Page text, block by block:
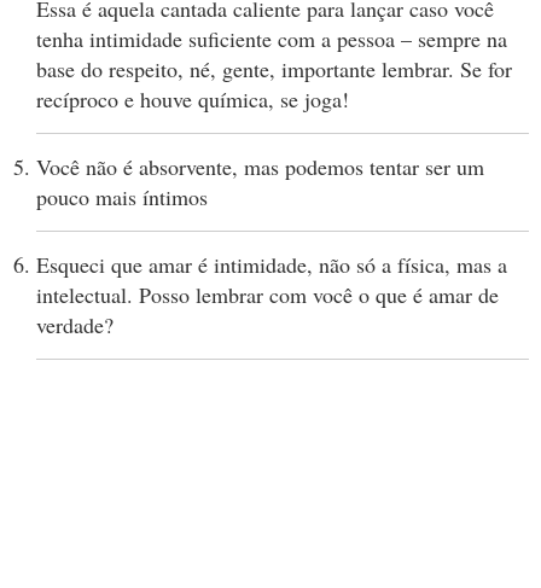
Essa é aquela cantada caliente para lançar caso você
tenha intimidade suficiente com a pessoa – sempre na
base do respeito, né, gente, importante lembrar. Se for
recíproco e houve química, se joga!
Você não é absorvente, mas podemos tentar ser um
pouco mais íntimos
Esqueci que amar é intimidade, não só a física, mas a
intelectual. Posso lembrar com você o que é amar de
verdade?